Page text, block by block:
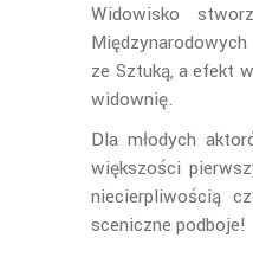
Widowisko
ze Sztuką, a efekt
widownię.
Dla młodych
większości
niecierpliwością
sceniczne podboje!